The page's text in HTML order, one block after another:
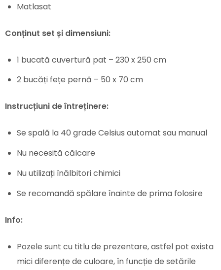
Matlasat
Conținut set și dimensiuni:
1 bucată cuvertură pat – 230 x 250 cm
2 bucăți fețe pernă – 50 x 70 cm
Instrucțiuni de întreținere:
Se spală la 40 grade Celsius automat sau manual
Nu necesită călcare
Nu utilizați înălbitori chimici
Se recomandă spălare înainte de prima folosire
Info:
Pozele sunt cu titlu de prezentare, astfel pot exista
mici diferențe de culoare, în funcție de setările